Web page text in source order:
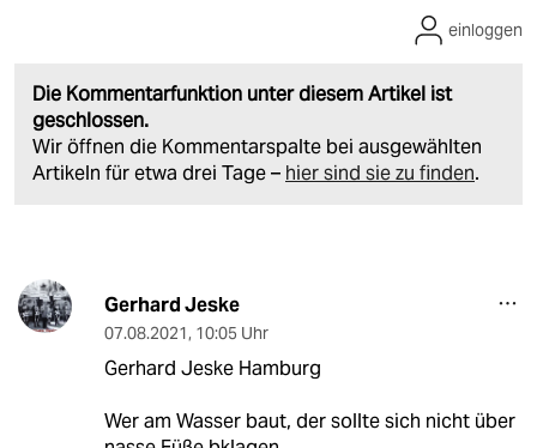
Die Kommentarfunktion unter diesem Artikel ist
geschlossen.
Wir öffnen die Kommentarspalte bei ausgewählten
Artikeln für etwa drei Tage – hier sind sie zu finden.
einloggen
Gerhard Jeske
07.08.2021, 10:05 Uhr
Gerhard Jeske Hamburg
Wer am Wasser baut, der sollte sich nicht über